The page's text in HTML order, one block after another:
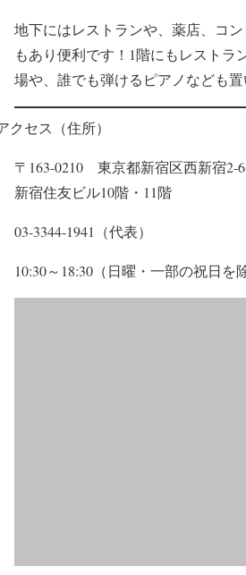
地下にはレストランや、薬店、コ
もあり便利です！1階にもレストラ
場や、誰でも弾けるピアノなども置
クセス（住所）
〒163-0210 東京都新宿区西新宿2-
新宿住友ビル10階・11階
03-3344-1941（代表）
10:30～18:30（日曜・一部の祝日を